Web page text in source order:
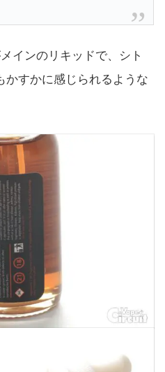
インのリキッドで、シト
かすかに感じられるような